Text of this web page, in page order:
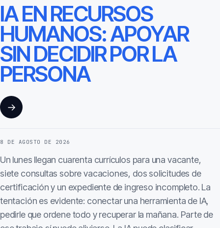
IA EN RECURSOS
HUMANOS: APOYAR
SIN DECIDIR POR LA
PERSONA
→
8 DE AGOSTO DE 2026
Un lunes llegan cuarenta currículos para una vacante,
siete consultas sobre vacaciones, dos solicitudes de
certificación y un expediente de ingreso incompleto. La
tentación es evidente: conectar una herramienta de IA,
pedirle que ordene todo y recuperar la mañana. Parte de